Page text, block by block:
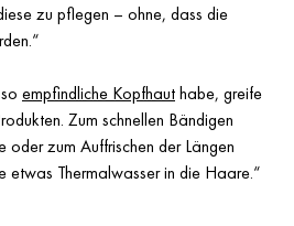
zu pflegen – ohne, dass die
empfindliche Kopfhauthabe, greife
Zum schnellen Bändigen
oder zum Auffrischen der Längen
etwas Thermalwasser in die Haare.“